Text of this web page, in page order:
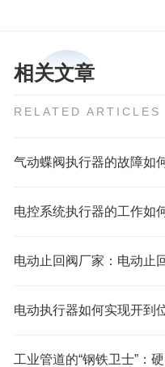
相关文章
RELATED ARTICLES